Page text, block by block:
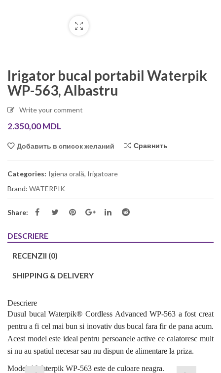
Irigator bucal portabil Waterpik
WP-563, Albastru
Write your comment
2.350,00MDL
Добавить в список желаний Сравнить
Categories: Igiena orală, Irigatoare
Brand: WATERPIK
Share:
DESCRIERE
RECENZII (0)
SHIPPING & DELIVERY
Descriere
Dusul bucal Waterpik® Cordless Advanced WP-563 a fost creat
pentru a fi cel mai bun si inovativ dus bucal fara fir de pana acum.
Acest model este ideal pentru persoanele active ce calatoresc mult
si nu au spatiul necesar sau nu dispun de alimentare la priza.
Modelul Waterpik WP-563 este de culoare neagra.